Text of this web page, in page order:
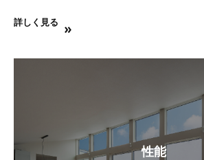
詳しく見る
性能